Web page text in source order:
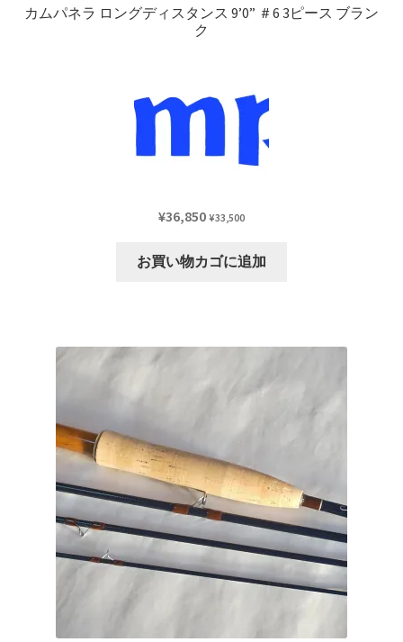
カムパネラ ロングディスタンス 9’0” ＃6 3ピース ブラン
ク
¥36,850 ¥33,500
お買い物カゴに追加